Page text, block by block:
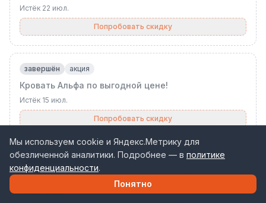
Истёк 22 июл.
Попробовать скидку
завершён акция
Кровать Альфа по выгодной цене!
Истёк 15 июл.
Попробовать скидку
завершён акция
Умная кровать и матрас со скидкой 10%
Истёк15 июл.
Мы используем cookie и Яндекс.Метрику для
обезличенной аналитики. Подробнее — в политике
конфиденциальности.
Понятно